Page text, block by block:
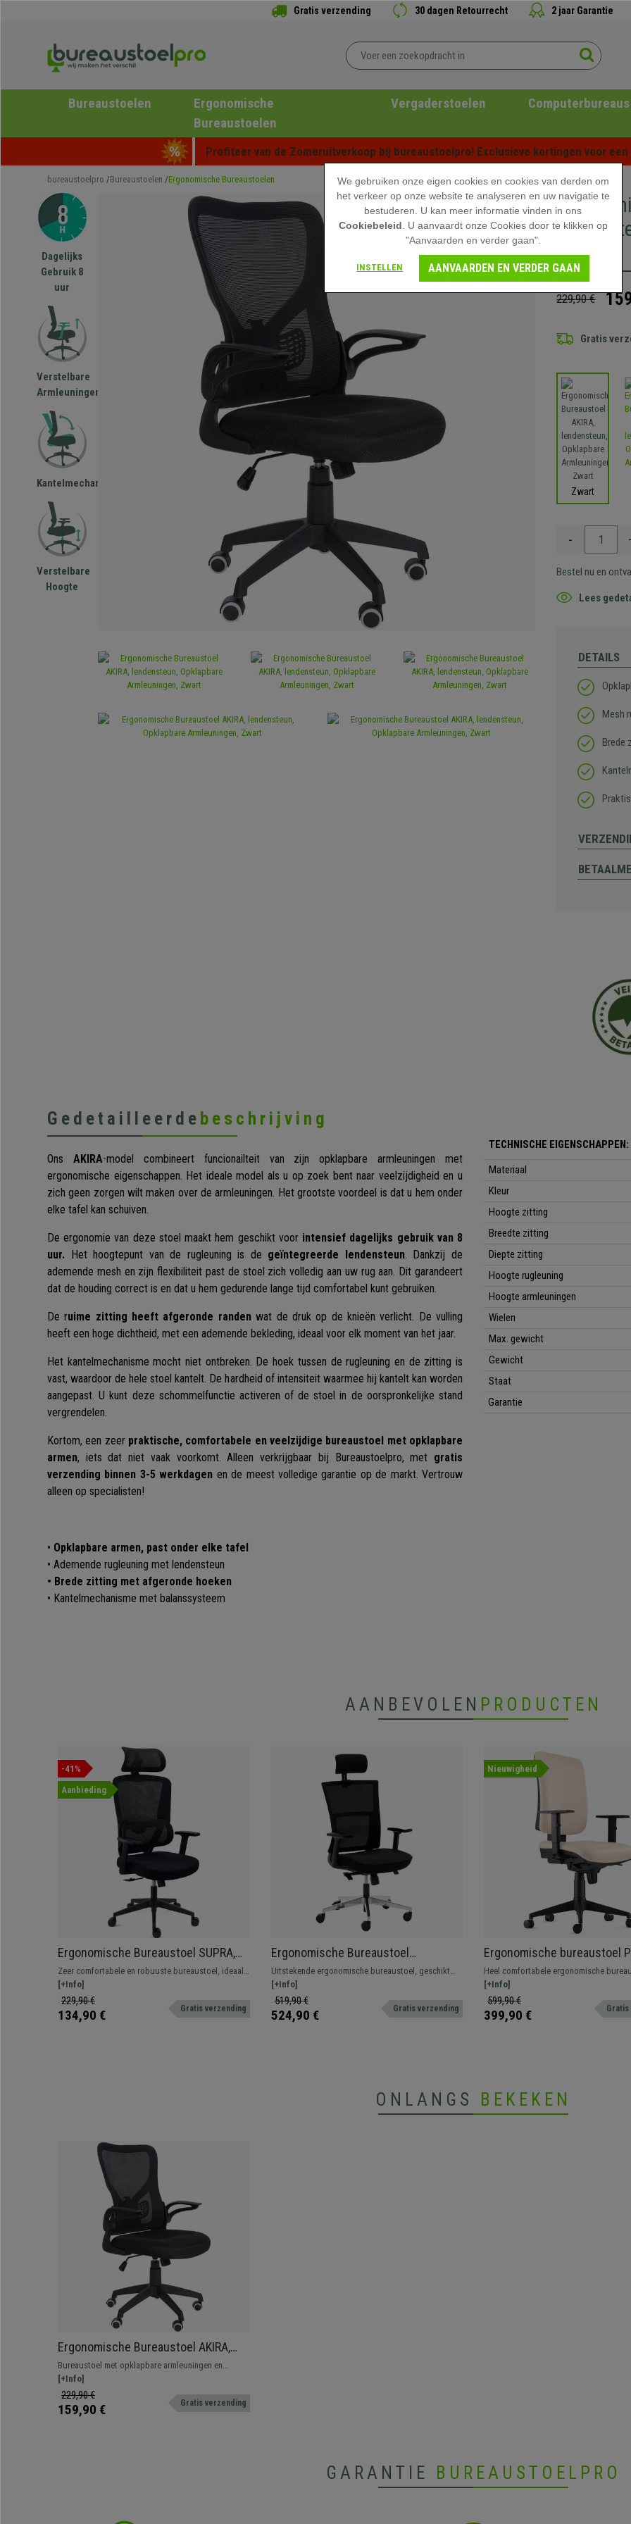
Gratis verzending 30 dagen Retourrecht 2 jaar Garantie
Bureaustoelen
Ergonomische
Bureaustoelen
Vergaderstoelen Computerbureaus
Profiteer van de Zomeruitverkoop bij bureaustoelpro! Exclusieve kortingen voor
bureaustoelpro Bureaustoelen Ergonomische Bureaustoelen
Dagelijks
Gebruik 8
uur
Verstelbare
Armleuningen
Kantelmechanisme
Verstelbare
Hoogte
Zwart
229,90 €
Gratis
Zwart
-
Bestel nu en
Lees
DETAILS
Mesh
Brede
Gedetailleerde beschrijving
Ons AKIRA-model combineert funcionailteit van zijn opklapbare armleuningen met
ergonomische eigenschappen. Het ideale model als u op zoek bent naar veelzijdigheid en u
zich geen zorgen wilt maken over de armleuningen. Het grootste voordeel is dat u hem onder
elke tafel kan schuiven.
De ergonomie van deze stoel maakt hem geschikt voor intensief dagelijks gebruik van 8
uur. Het hoogtepunt van de rugleuning is de geïntegreerde lendensteun. Dankzij de
ademende mesh en zijn flexibiliteit past de stoel zich volledig aan uw rug aan. Dit garandeert
dat de houding correct is en dat u hem gedurende lange tijd comfortabel kunt gebruiken.
De ruime zitting heeft afgeronde randenwat de druk op de knieën verlicht. De vulling
heeft een hoge dichtheid, met een ademende bekleding, ideaal voor elk moment van het jaar.
Het kantelmechanisme mocht niet ontbreken. De hoek tussen de rugleuning en de zitting is
vast, waardoor de hele stoel kantelt. De hardheid of intensiteit waarmee hij kantelt kan worden
aangepast. U kunt deze schommelfunctie activeren of de stoel in de oorspronkelijke stand
vergrendelen.
Kortom, een zeerpraktische, comfortabele en veelzijdige bureaustoel met opklapbare
armen, iets dat niet vaak voorkomt. Alleen verkrijgbaar bij Bureaustoelpro, met gratis
verzending binnen 3-5 werkdagen en de meest volledige garantie op de markt. Vertrouw
alleen op specialisten!
• Opklapbare armen, past onder elke tafel
• Ademende rugleuning met lendensteun
• Brede zitting met afgeronde hoeken
• Kantelmechanisme met balanssysteem
TECHNISCHE EIGENSCHAPPEN:
Materiaal
Kleur
Hoogte zitting
Breedte zitting
Diepte zitting
Hoogte rugleuning
Hoogte armleuningen
Wielen
Max. gewicht
Gewicht
Staat
Garantie
AANBEVOLEN PRODUCTEN
-41%
Aanbieding
Ergonomische Bureaustoel SUPRA,
Hoofdsteun, Lendensteun, Mesh en
Stof, Zwart
Zeer comfortabele en robuuste bureaustoel, ideaal
voor gebruik op kantoor of thuis. Opvallend is de
adaptieve lendensteun, met of zonder hoofdsteun
leverbaar is.
[+Info]
229,90 €
134,90 € Gratis verzending
Ergonomische Bureaustoel
EDMONTON, Professioneel Gebruik
8h, Geweldige Kwaliteit en Design,
Kleur Zwart
Uitstekende ergonomische bureaustoel, geschikt
voor intensief gebruik, uitgerust met lendensteun.
Hoge productiekwaliteit en 100% exclusief!
[+Info]
519,90 €
524,90 € Gratis verzending
Nieuwigheid
Ergonomische bureaustoel
met Verstelbare
Leder
Heel comfortabele ergonomische
dikke vulling en verstelbare
comfort, geschikt voor intensief gebruik.
[+Info]
599,90 €
399,90 € Gratis
ONLANGS BEKEKEN
Ergonomische Bureaustoel AKIRA,
lendensteun, Opklapbare
Armleuningen, Zwart
Bureaustoel met opklapbare armleuningen en
ergonomisch design. Hij beschikt over een
lendensteun.
[+Info]
229,90 €
159,90 € Gratis verzending
GARANTIE BUREAUSTOELPRO
We gebruiken onze eigen cookies en cookies van derden om
het verkeer op onze website te analyseren en uw navigatie te
bestuderen. U kan meer informatie vinden in ons
Cookiebeleid . U aanvaardt onze Cookies door te klikken op
"Aanvaarden en verder gaan".
INSTELLEN AANVAARDEN EN VERDER GAAN